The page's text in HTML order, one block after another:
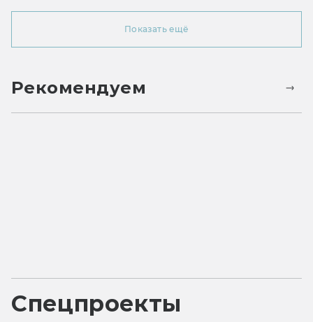
Показать ещё
Рекомендуем
Спецпроекты